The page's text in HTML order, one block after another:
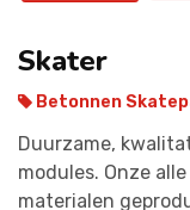
Skater
Betonnen
Duurzame,
modules. Onze
materialen